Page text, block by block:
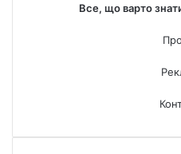
Все, що варто